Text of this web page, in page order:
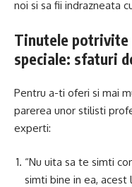
noi si sa fii indrazneata
Tinutele potrivite
speciale: sfaturi
Pentru a-ti oferi si mai
parerea unor stilisti
experti:
“Nu uita sa te simti
simti bine in ea, acest